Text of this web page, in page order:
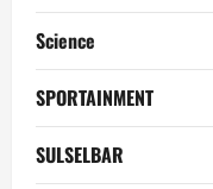
Science
SPORTAINMENT
SULSELBAR